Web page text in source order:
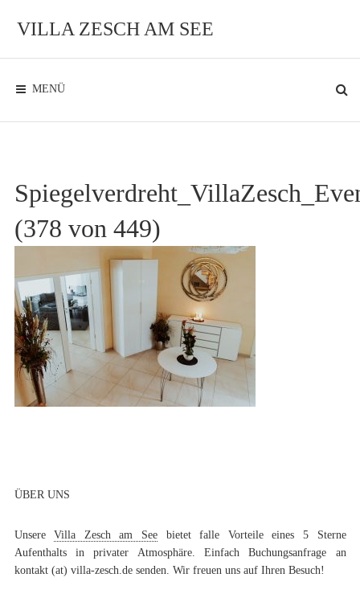
InhaltVILLA ZESCH AM SEE
Ambiente
See MENÜ
(378 von 449)
ÜBER UNS
UnsereVilla Zesch am Seebietet falle Vorteile eines 5 Sterne
Aufenthalts in privater Atmosphäre. Einfach Buchungsanfrage an
kontakt (at) villa-zesch.de senden. Wir freuen uns auf Ihren Besuch!